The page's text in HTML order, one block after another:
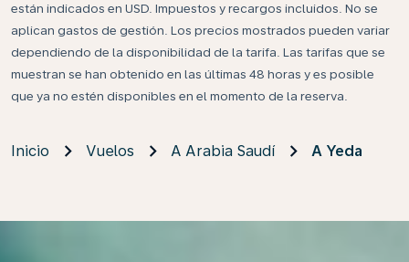
están indicados en USD. Impuestos y recargos incluidos. No se
aplican gastos de gestión. Los precios mostrados pueden variar
dependiendo de la disponibilidad de la tarifa. Las tarifas que se
muestran se han obtenido en las últimas 48 horas y es posible
que ya no estén disponibles en el momento de la reserva.
Inicio Vuelos A Arabia Saudí A Yeda